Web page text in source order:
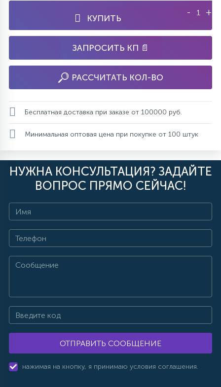
КУПИТЬ
- +
ЗАПРОСИТЬ КП 📄
РАССЧИТАТЬ КОЛ-ВО
Бесплатная доставка при заказе от 100000 руб.
Минимальная оптовая цена при покупке от 100 штук
НУЖНА КОНСУЛЬТАЦИЯ? ЗАДАЙТЕ
ВОПРОС ПРЯМО СЕЙЧАС!
ОТПРАВИТЬ СООБЩЕНИЕ
нажимая на кнопку, я принимаю условия соглашения.